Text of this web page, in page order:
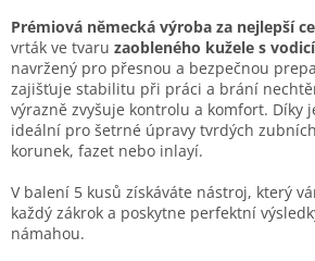
Prémiová německá výroba za nejlepší
vrták ve tvaru zaobleného kužele s
navržený pro přesnou a bezpečnou
zajišťuje stabilitu při práci a brání
výrazně zvyšuje kontrolu a komfort. Díky
ideální pro šetrné úpravy tvrdých
korunek, fazet nebo inlayí.
V balení 5 kusů získáváte nástroj, který
každý zákrok a poskytne perfektní
námahou.